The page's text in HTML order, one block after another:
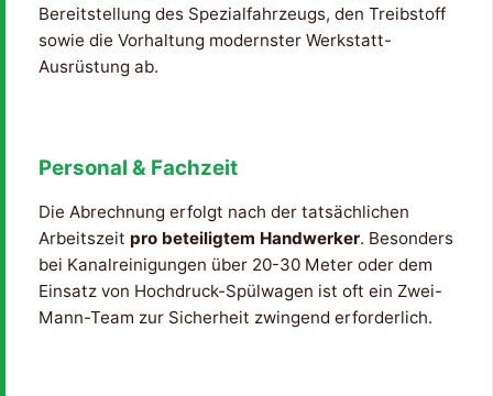
Bereitstellung des Spezialfahrzeugs, den Treibstoff
sowie die Vorhaltung modernster Werkstatt-
Ausrüstung ab.
Personal & Fachzeit
Die Abrechnung erfolgt nach der tatsächlichen
Arbeitszeit pro beteiligtem Handwerker. Besonders
bei Kanalreinigungen über 20-30 Meter oder dem
Einsatz von Hochdruck-Spülwagen ist oft ein Zwei-
Mann-Team zur Sicherheit zwingend erforderlich.